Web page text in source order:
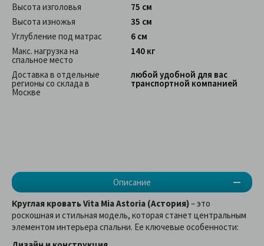
Описание
Высота изголовья
75 см
Высота изножья
35 см
Углубление под матрас
6 см
Макс. нагрузка на
спальное место
140 кг
Доставка в отдельные
регионы со склада в
Москве
любой удобной для вас
транспортной компанией
Круглая кровать Vita Mia Astoria (Астория)– это
роскошная и стильная модель, которая станет центральным
элементом интерьера спальни. Ее ключевые особенности: